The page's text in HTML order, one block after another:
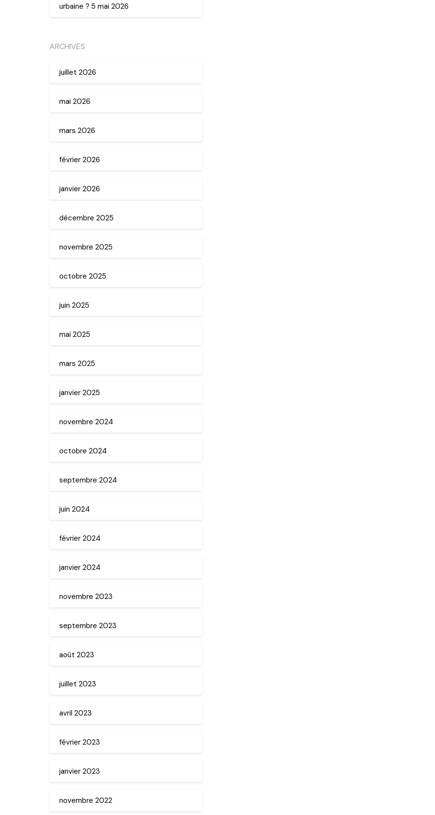
urbaine ? 5 mai 2026
ARCHIVES
juillet 2026
mai 2026
mars 2026
février 2026
janvier 2026
décembre 2025
novembre 2025
octobre 2025
juin 2025
mai 2025
mars 2025
janvier 2025
novembre 2024
octobre 2024
septembre 2024
juin 2024
février 2024
janvier 2024
novembre 2023
septembre 2023
août 2023
juillet 2023
avril 2023
février 2023
janvier 2023
novembre 2022